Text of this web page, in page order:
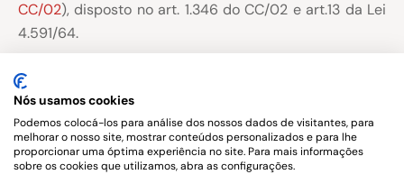
CC/02), disposto no art. 1.346 do CC/02 e art.13 da Lei
4.591/64.
Outrossim, em que pese o paragrafo único do art. 13 da
Lei 4.591/64 definir que a obrigatoriedade pela
contratação deva ocorrer em até 120 dias da
concessão do “habite-se”
Nós usamos cookies
Podemos colocá-los para análise dos nossos dados de visitantes, para
melhorar o nosso site, mostrar conteúdos personalizados e para lhe
proporcionar uma óptima experiência no site. Para mais informações
sobre os cookies que utilizamos, abra as configurações.